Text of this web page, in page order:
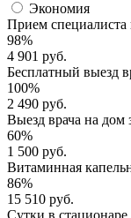
Экономия
Прием специалиста
98%
4 901 руб.
Бесплатный выезд
100%
2 490 руб.
Выезд врача на дом
60%
1 500 руб.
Витаминная
86%
15 510 руб.